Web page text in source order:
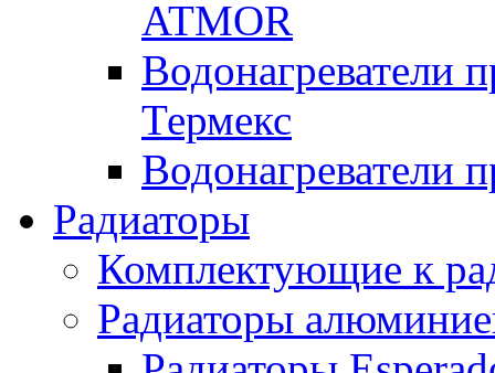
ATMOR
Водонагреватели
Термекс
Водонагреватели
Радиаторы
Комплектующие к
Радиаторы